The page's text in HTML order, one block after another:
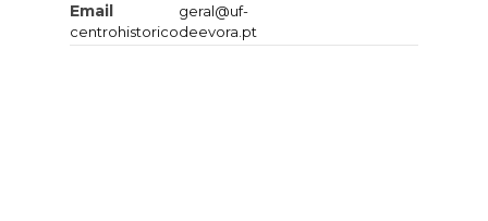
Email
geral@uf-
centrohistoricodeevora.pt